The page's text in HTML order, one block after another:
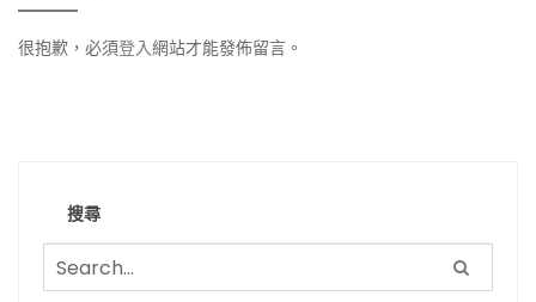
很抱歉，必須登入網站才能發佈留言。
搜尋